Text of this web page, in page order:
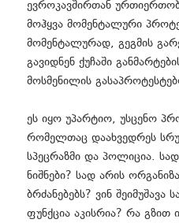
ევროკავშირთან
მოჰყვა მომენტალური
მომენტალურად, გეგმის
გავიდნენ ქუჩაში
მოსმენილის
ეს იყო უპარტიო, უსცენო
რომელთაც დაახვედრეს
სპეცრაზმი და პოლიცია.
ნიშნები? სად არის
ბრძანებებს? ვინ შეიმუშავა
ფუნქცია აკისრია? რა გზით